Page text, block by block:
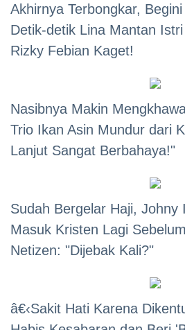
Akhirnya Terbongkar,
Detik-detik Lina Mantan
Rizky Febian Kaget!
Nasibnya Makin
Trio Ikan Asin Mundur dari
Lanjut Sangat Berbahaya!"
Sudah Bergelar Haji, Johny
Masuk Kristen Lagi
Netizen: "Dijebak Kali?"
â€‹Sakit Hati Karena